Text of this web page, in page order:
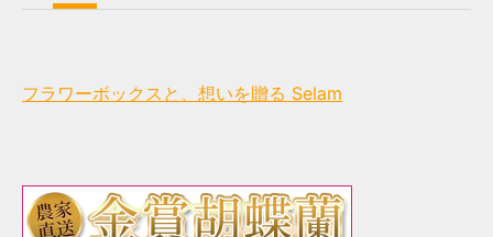
フラワーボックスと、想いを贈る Selam